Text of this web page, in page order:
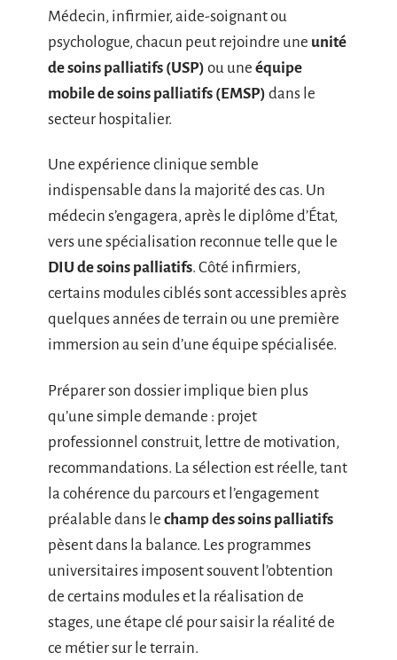
Médecin, infirmier, aide-soignant ou
psychologue, chacun peut rejoindre une unité
de soins palliatifs (USP) ou une équipe
mobile de soins palliatifs (EMSP) dans le
secteur hospitalier.
Une expérience clinique semble
indispensable dans la majorité des cas. Un
médecin s’engagera, après le diplôme d’État,
vers une spécialisation reconnue telle que le
DIU de soins palliatifs. Côté infirmiers,
certains modules ciblés sont accessibles après
quelques années de terrain ou une première
immersion au sein d’une équipe spécialisée.
Préparer son dossier implique bien plus
qu’une simple demande : projet
professionnel construit, lettre de motivation,
recommandations. La sélection est réelle, tant
la cohérence du parcours et l’engagement
préalable dans le champ des soins palliatifs
pèsent dans la balance. Les programmes
universitaires imposent souvent l’obtention
de certains modules et la réalisation de
stages, une étape clé pour saisir la réalité de
ce métier sur le terrain.